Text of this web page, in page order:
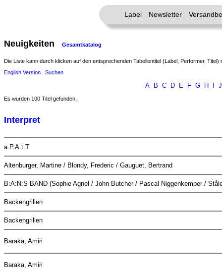
Label Newsletter
Neuigkeiten Gesamtkatalog
Die Liste kann durch klicken auf den entsprechenden Tabellentitel (Label, Performer,
English Version
Suchen
A B C D E F G H J
Es wurden 100 Titel gefunden.
Interpret
a.P.A.t.T
Altenburger, Martine / Blondy, Frederic / Gauguet, Bertrand
B:A:N:S BAND (Sophie Agnel / John Butcher / Pascal Niggenkemper /
Backengrillen
Backengrillen
Baraka, Amiri
Baraka, Amiri